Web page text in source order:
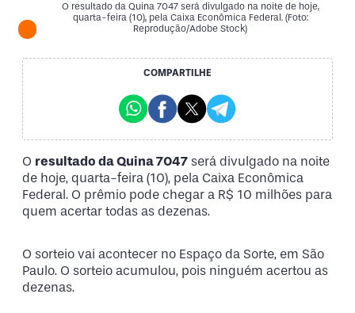
O resultado da Quina 7047 será divulgado na noite de hoje,
quarta-feira (10), pela Caixa Econômica Federal. (Foto:
Reprodução/Adobe Stock)
COMPARTILHE
O resultado da Quina 7047 será divulgado na noite
de hoje, quarta-feira (10), pela Caixa Econômica
Federal. O prêmio pode chegar a R$ 10 milhões para
quem acertar todas as dezenas.
O sorteio vai acontecer no Espaço da Sorte, em São
Paulo. O sorteio acumulou, pois ninguém acertou as
dezenas.